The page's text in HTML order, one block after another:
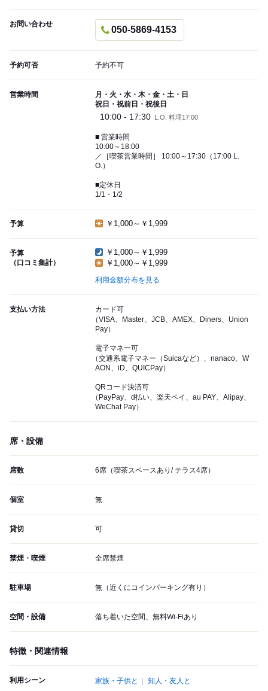
お問い合わせ
050-5869-4153
予約可否 予約不可
営業時間
月・火・水・木・金・土・日
祝日・祝前日・祝後日
10:00 - 17:30 L.O. 料理17:00
■ 営業時間
10:00～18:00
／［喫茶営業時間］ 10:00～17:30（17:00 L.
O.）
■定休日
1/1・1/2
予算 ￥1,000～￥1,999
予算
（口コミ集計）
￥1,000～￥1,999
￥1,000～￥1,999
利用金額分布を見る
支払い方法
カード可
（VISA、Master、JCB、AMEX、Diners、Union
Pay）
電子マネー可
（交通系電子マネー（Suicaなど）、nanaco、W
AON、iD、QUICPay）
QRコード決済可
（PayPay、d払い、楽天ペイ、au PAY、Alipay、
WeChat Pay）
席・設備
席数 6席（喫茶スペースあり/ テラス4席）
個室 無
貸切 可
禁煙・喫煙 全席禁煙
駐車場 無（近くにコインパーキング有り）
空間・設備 落ち着いた空間、無料Wi-Fiあり
特徴・関連情報
利用シーン 家族・子供と 知人・友人と